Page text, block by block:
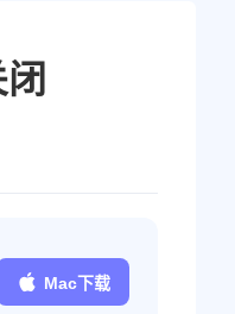
Mac下载